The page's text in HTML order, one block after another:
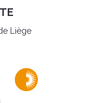
Liège